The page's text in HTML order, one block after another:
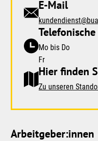
E-Mail
Mo bis Do
Fr
Hier finden
Zu unseren
Arbeitgeber:innen